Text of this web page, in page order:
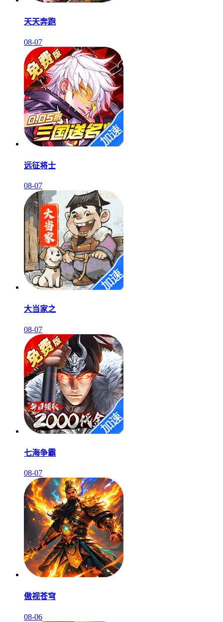
天天奔跑
08-07
远征将士
08-07
大当家之
08-07
七海争霸
08-07
傲视苍穹
08-06